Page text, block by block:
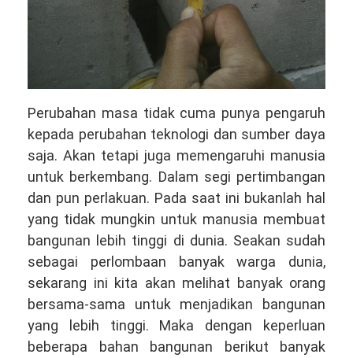
Perubahan masa tidak cuma punya pengaruh
kepada perubahan teknologi dan sumber daya
saja. Akan tetapi juga memengaruhi manusia
untuk berkembang. Dalam segi pertimbangan
dan pun perlakuan. Pada saat ini bukanlah hal
yang tidak mungkin untuk manusia membuat
bangunan lebih tinggi di dunia. Seakan sudah
sebagai perlombaan banyak warga dunia,
sekarang ini kita akan melihat banyak orang
bersama-sama untuk menjadikan bangunan
yang lebih tinggi. Maka dengan keperluan
beberapa bahan bangunan berikut banyak